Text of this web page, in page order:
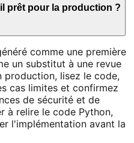
prêt pour la production ?
comme une première
un substitut à une revue
production, lisez le code,
cas limites et confirmez
de sécurité et de
à relire le code Python,
l'implémentation avant la